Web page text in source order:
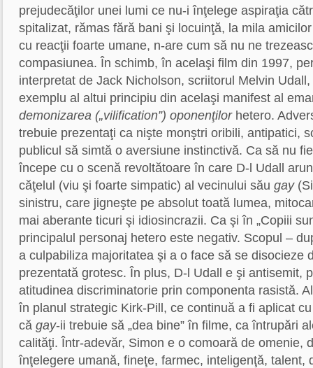
prejudecăţilor unei lumi ce nu-i înţelege aspiraţia
spitalizat, rămas fără bani şi locuinţă, la mila
cu reacţii foarte umane, n-are cum să nu ne
compasiunea. În schimb, în acelaşi film din 1997,
interpretat de Jack Nicholson, scriitorul Melvin
exemplu al altui principiu din acelaşi manifest al
demonizarea („vilification”) oponenţilor hetero.
trebuie prezentaţi ca nişte monştri oribili, antipatici,
publicul să simtă o aversiune instinctivă. Ca să nu
începe cu o scenă revoltătoare în care D-l Udall
căţelul (viu şi foarte simpatic) al vecinului său gay
sinistru, care jigneşte pe absolut toată lumea,
mai aberante ticuri şi idiosincrazii. Ca şi în „Copiii
principalul personaj hetero este negativ. Scopul –
a culpabiliza majoritatea şi a o face să se disocieze
prezentată grotesc. În plus, D-l Udall e şi antisemit,
atitudinea discriminatorie prin componenta rasistă.
în planul strategic Kirk-Pill, ce continuă a fi aplicat
că gay-ii trebuie să „dea bine” în filme, ca întrupări
calităţi. Într-adevăr, Simon e o comoară de omenie,
înţelegere umană, fineţe, farmec, inteligenţă, talent,